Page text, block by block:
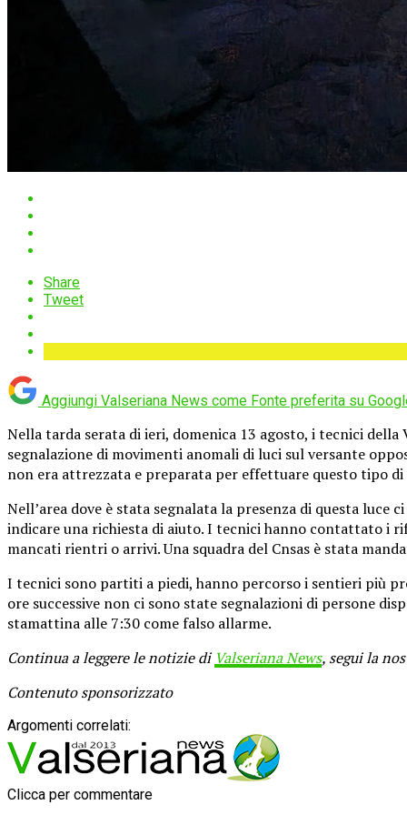
Share
Tweet
Aggiungi Valseriana News come Fonte preferita su
Nella tarda serata di ieri, domenica 13 agosto, i tecnici
segnalazione di movimenti anomali di luci sul versante
non era attrezzata e preparata per effettuare questo tipo
Nell’area dove è stata segnalata la presenza di questa
indicare una richiesta di aiuto. I tecnici hanno contattato i
mancati rientri o arrivi. Una squadra del Cnsas è stata
I tecnici sono partiti a piedi, hanno percorso i sentieri più
ore successive non ci sono state segnalazioni di persone
stamattina alle 7:30 come falso allarme.
Continua a leggere le notizie di Valseriana News, segui la
Contenuto sponsorizzato
Argomenti correlati:
Clicca per commentare